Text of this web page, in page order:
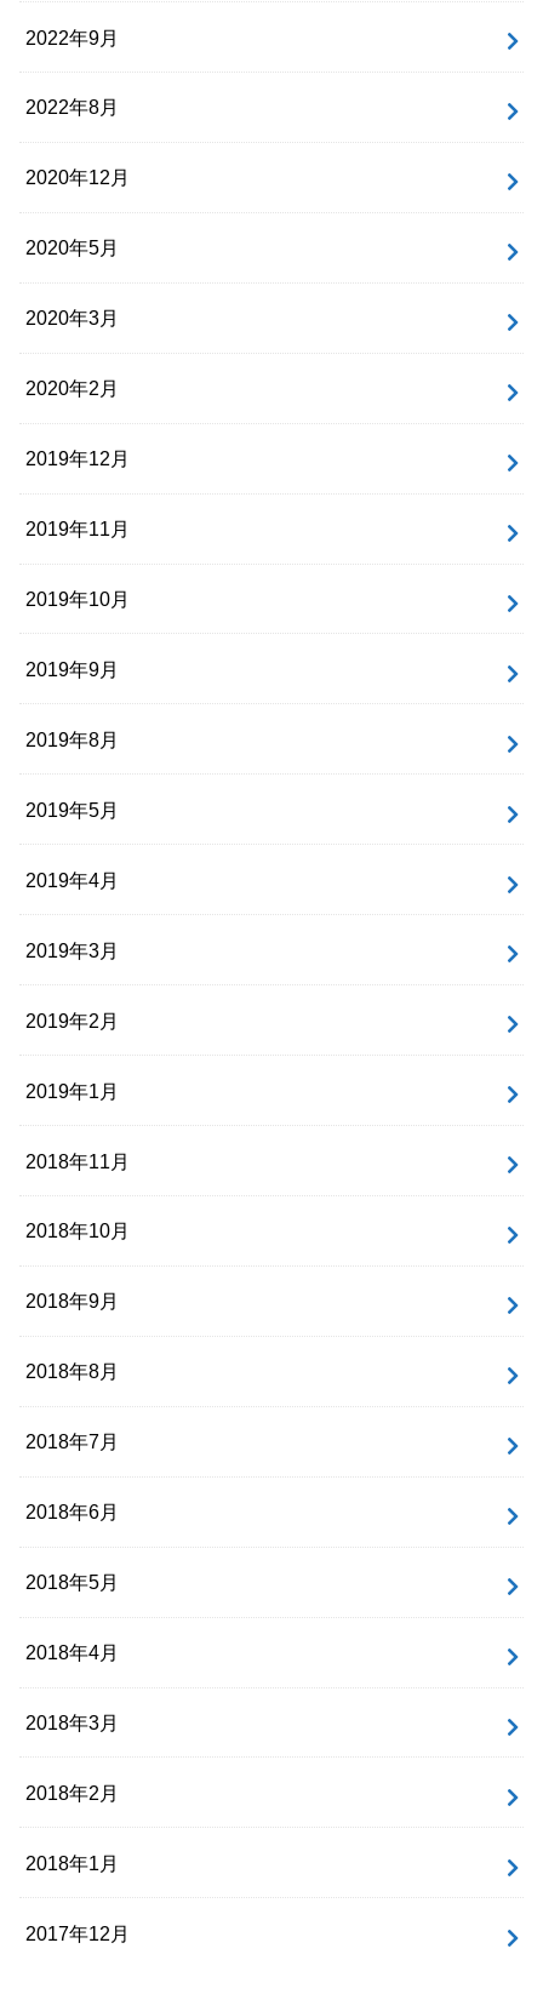
2022年9月
2022年8月
2020年12月
2020年5月
2020年3月
2020年2月
2019年12月
2019年11月
2019年10月
2019年9月
2019年8月
2019年5月
2019年4月
2019年3月
2019年2月
2019年1月
2018年11月
2018年10月
2018年9月
2018年8月
2018年7月
2018年6月
2018年5月
2018年4月
2018年3月
2018年2月
2018年1月
2017年12月